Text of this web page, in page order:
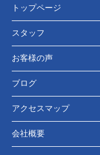
トップページ
スタッフ
お客様の声
ブログ
アクセスマップ
会社概要